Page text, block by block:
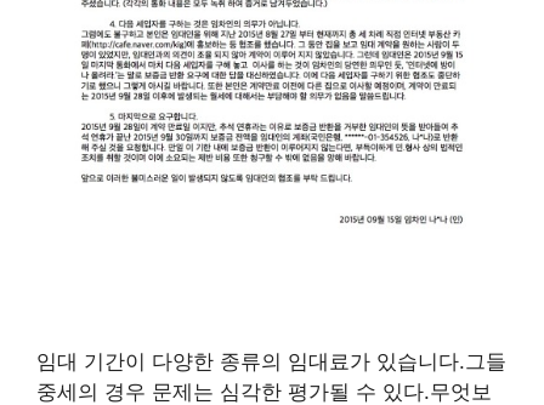
임대 기간이 다양한 종류의 임대료가 있습니다.그들
중세의 경우 문제는 심각한 평가될 수 있다.무엇보